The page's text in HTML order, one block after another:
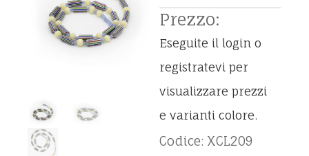
Prezzo:
Eseguite il login o
registratevi per
visualizzare prezzi
e varianti colore.
Codice: XCL209